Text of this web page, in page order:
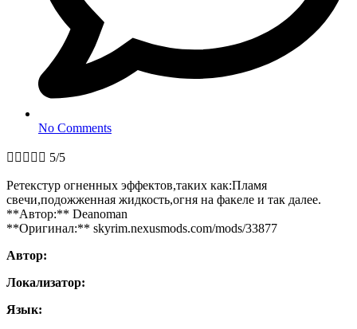
No Comments
     5/5
Ретекстур огненных эффектов,таких как:Пламя
свечи,подожженная жидкость,огня на факеле и так далее.
**Автор:** Deanoman
**Оригинал:** skyrim.nexusmods.com/mods/33877
Автор:
Локализатор:
Язык: